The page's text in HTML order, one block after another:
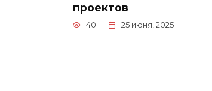
проектов
40 25 июня, 2025